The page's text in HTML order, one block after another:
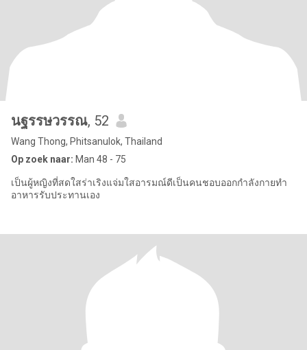
นฐรรษวรรณ, 52
Wang Thong, Phitsanulok, Thailand
Op zoek naar: Man 48 - 75
เป็นผู้หญิงที่สดใสร่าเริงแจ่มใสอารมณ์ดีเป็นคนชอบออกกำลังกายทำ
อาหารรับประทานเอง